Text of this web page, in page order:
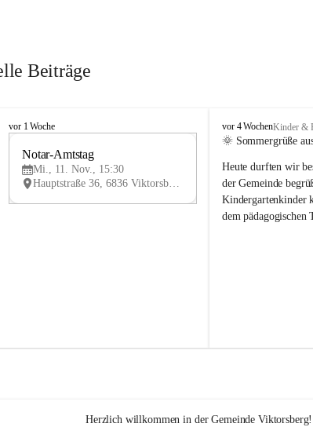
Beiträge
V
vor 1 Woche
V
Notar-Amtstag
Mi., 11. Nov., 15:30
Hauptstraße 36, 6836 Viktorsberg, AUT
V
i
t
o
r
s
vor 4 WochenKinder &
🌞 Sommergrüße
Heute durften wir
der Gemeinde
Kindergartenkinder
dem pädagogischen
Herzlich willkommen in der Gemeinde Viktorsberg!